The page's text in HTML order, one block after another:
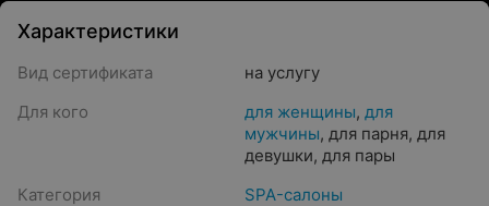
кровообращение; Восстанавливается эластичность
кожи; Избавление от бессонницы; Снятие напряжения
Характеристики
Вид сертификата
на услугу
Для кого
для женщины, для
мужчины, для парня, для
девушки, для пары
Категория
SPA-салоны